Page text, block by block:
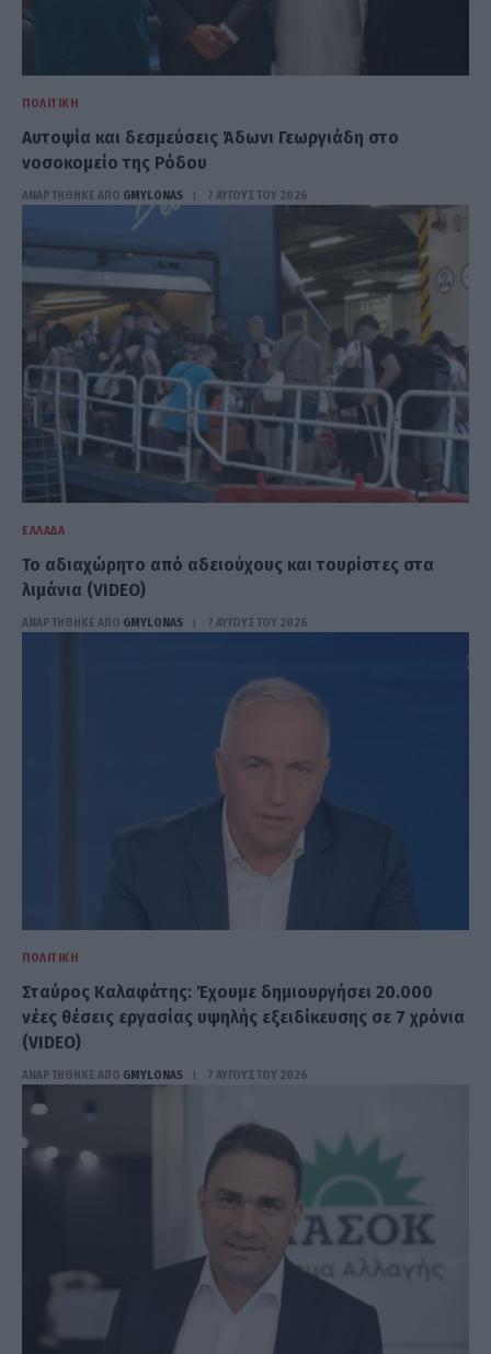
ΠΟΛΙΤΙΚΉ
Αυτοψία και δεσμεύσεις Άδωνι Γεωργιάδη στο
νοσοκομείο της Ρόδου
ΑΝΑΡΤΗΘΗΚΕ ΑΠΟ GMYLONAS 7 ΑΥΓΟΎΣΤΟΥ 2026
ΕΛΛΆΔΑ
Το αδιαχώρητο από αδειούχους και τουρίστες στα
λιμάνια (VIDEO)
ΑΝΑΡΤΗΘΗΚΕ ΑΠΟ GMYLONAS 7 ΑΥΓΟΎΣΤΟΥ 2026
ΠΟΛΙΤΙΚΉ
Σταύρος Καλαφάτης: Έχουμε δημιουργήσει 20.000
νέες θέσεις εργασίας υψηλής εξειδίκευσης σε 7 χρόνια
(VIDEO)
ΑΝΑΡΤΗΘΗΚΕ ΑΠΟ GMYLONAS 7 ΑΥΓΟΎΣΤΟΥ 2026